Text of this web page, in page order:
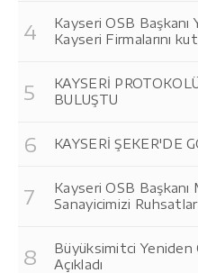
Kayseri OSB Başkanı
Kayseri Firmalarını
KAYSERİ
BULUŞTU
KAYSERİ ŞEKER'DE
Kayseri OSB Başkanı
Sanayicimizi
Büyüksimitci Yeniden
Açıkladı